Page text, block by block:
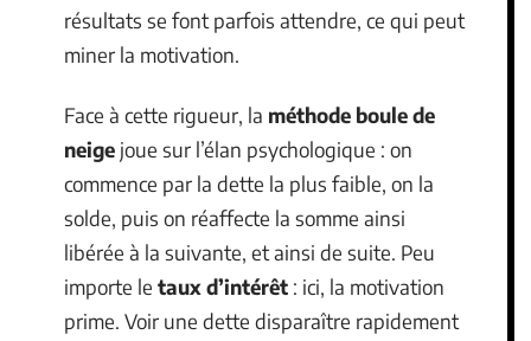
résultats se font parfois attendre, ce qui peut
miner la motivation.
Face à cette rigueur, la méthode boule de
neige joue sur l’élan psychologique : on
commence par la dette la plus faible, on la
solde, puis on réaffecte la somme ainsi
libérée à la suivante, et ainsi de suite. Peu
importe le taux d’intérêt : ici, la motivation
prime. Voir une dette disparaître rapidement